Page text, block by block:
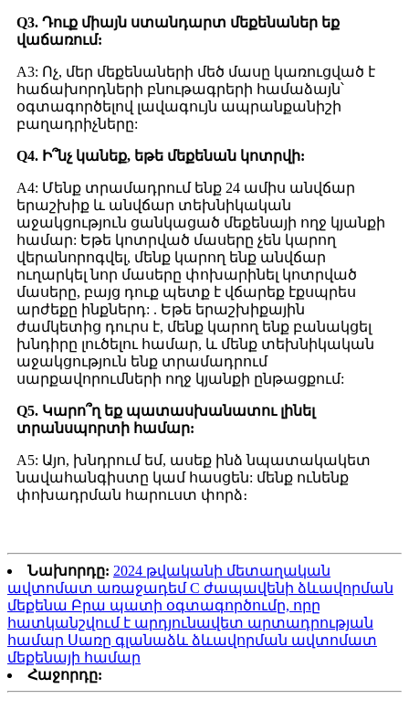
Q3. Դուք միայն ստանդարտ մեքենաներ եք
վաճառում:
A3: Ոչ, մեր մեքենաների մեծ մասը կառուցված է
հաճախորդների բնութագրերի համաձայն՝
օգտագործելով լավագույն ապրանքանիշի
բաղադրիչները:
Q4. Ի՞նչ կանեք, եթե մեքենան կոտրվի:
A4: Մենք տրամադրում ենք 24 ամիս անվճար
երաշխիք և անվճար տեխնիկական
աջակցություն ցանկացած մեքենայի ողջ կյանքի
համար: Եթե կոտրված մասերը չեն կարող
վերանորոգվել, մենք կարող ենք անվճար
ուղարկել նոր մասերը փոխարինել կոտրված
մասերը, բայց դուք պետք է վճարեք էքսպրես
արժեքը ինքներդ: . Եթե ​​երաշխիքային
ժամկետից դուրս է, մենք կարող ենք բանակցել
խնդիրը լուծելու համար, և մենք տեխնիկական
աջակցություն ենք տրամադրում
սարքավորումների ողջ կյանքի ընթացքում:
Q5. Կարո՞ղ եք պատասխանատու լինել
տրանսպորտի համար:
A5: Այո, խնդրում եմ, ասեք ինձ նպատակակետ
նավահանգիստը կամ հասցեն: մենք ունենք
փոխադրման հարուստ փորձ։
Նախորդը: 2024 թվականի մետաղական
ավտոմատ առաջադեմ C ժապավենի ձևավորման
մեքենա Բրա պատի օգտագործումը, որը
հատկանշվում է արդյունավետ արտադրության
համար Սառը գլանաձև ձևավորման ավտոմատ
մեքենայի համար
Հաջորդը: